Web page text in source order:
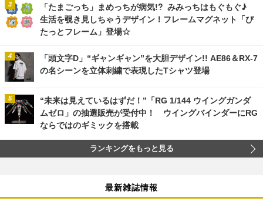
「たまごっち」まめっちが病気!? みみっちはもぐもぐ♪
生活を覗き見しちゃうデザイン！フレームマグネット「ぴ
たっとフレーム」登場☆
「頭文字D」“ギャンギャン”を大胆デザイン!! AE86＆RX-7
の名シーンを立体刺繍で表現したTシャツ登場
“未来は見えているはずだ！”「RG 1/144 ウイングガンダ
ムゼロ」の抽選販売が受付中！ ウイングバインダーにRG
ならではのギミックを搭載
ランキングをもっと見る
最新雑誌情報